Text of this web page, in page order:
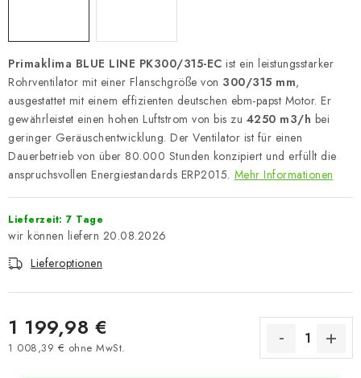
Primaklima BLUE LINE PK300/315-EC ist ein leistungsstarker
Rohrventilator mit einer Flanschgröße von 300/315 mm,
ausgestattet mit einem effizienten deutschen ebm-papst Motor. Er
gewährleistet einen hohen Luftstrom von bis zu 4250 m3/h bei
geringer Geräuschentwicklung. Der Ventilator ist für einen
Dauerbetrieb von über 80.000 Stunden konzipiert und erfüllt die
anspruchsvollen Energiestandards ERP2015. Mehr Informationen
Lieferzeit: 7 Tage
20.08.2026
Lieferoptionen
1 199,98 €
1 008,39 € ohne MwSt.